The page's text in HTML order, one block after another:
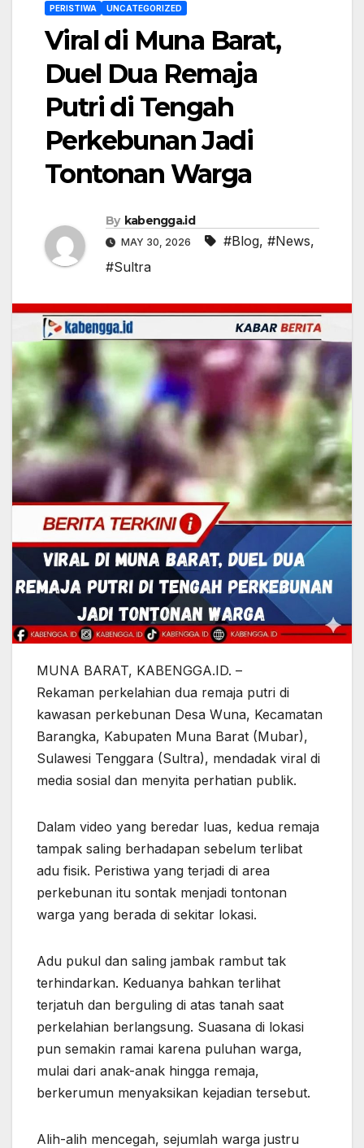
PERISTIWA UNCATEGORIZED
Viral di Muna Barat,
Duel Dua Remaja
Putri di Tengah
Perkebunan Jadi
Tontonan Warga
By kabengga.id
MAY 30, 2026 #Blog, #News,
#Sultra
MUNA BARAT, KABENGGA.ID. –
Rekaman perkelahian dua remaja putri di
kawasan perkebunan Desa Wuna, Kecamatan
Barangka, Kabupaten Muna Barat (Mubar),
Sulawesi Tenggara (Sultra), mendadak viral di
media sosial dan menyita perhatian publik.
Dalam video yang beredar luas, kedua remaja
tampak saling berhadapan sebelum terlibat
adu fisik. Peristiwa yang terjadi di area
perkebunan itu sontak menjadi tontonan
warga yang berada di sekitar lokasi.
Adu pukul dan saling jambak rambut tak
terhindarkan. Keduanya bahkan terlihat
terjatuh dan berguling di atas tanah saat
perkelahian berlangsung. Suasana di lokasi
pun semakin ramai karena puluhan warga,
mulai dari anak-anak hingga remaja,
berkerumun menyaksikan kejadian tersebut.
Alih-alih mencegah, sejumlah warga justru